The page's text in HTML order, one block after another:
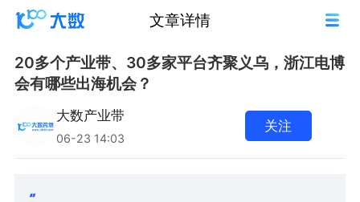
文章详情
20多个产业带、30多家平台齐聚义乌，浙江电博
会有哪些出海机会？
大数产业带
06-23 14:03
关注